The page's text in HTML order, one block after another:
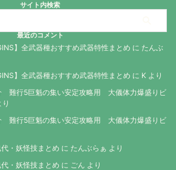
サイト内検索
最近のコメント
】全武器種おすすめ武器特性まとめ に たんぶ
】全武器種おすすめ武器特性まとめ に K より
難行5巨魁の集い安定攻略用 大儀体力爆盛りビ
り
難行5巨魁の集い安定攻略用 大儀体力爆盛りビ
代・妖怪技まとめ に たんぶらぁ より
代・妖怪技まとめ に ごん より